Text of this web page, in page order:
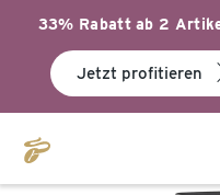
33% Rabatt ab 2
Jetzt profitieren